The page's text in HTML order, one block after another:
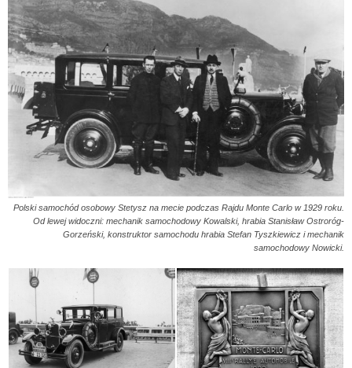
Polski samochód osobowy Stetysz na mecie podczas Rajdu Monte Carlo w 1929 roku.
Od lewej widoczni: mechanik samochodowy Kowalski, hrabia Stanisław Ostroróg-
Gorzeński, konstruktor samochodu hrabia Stefan Tyszkiewicz i mechanik
samochodowy Nowicki.